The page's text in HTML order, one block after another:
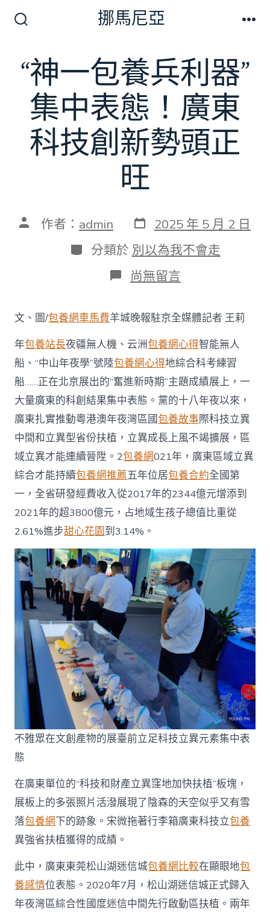
換
開
挪馬尼亞
“神一包養兵利器”
集中表態！廣東
科技創新勢頭正
旺
文 作者： admin 發
表
日
期
2025 年 5 月 2 日
分
類
分類於 別以為我不會走
在
〈“神
包
養
兵
利
器”
集
中
表
態！
廣
東
科
技
創
新
勢
頭
正
旺〉
尚無留言
文、圖/包養網車馬費羊城晚報駐京全媒體記者 王莉
年包養站長夜疆無人機、云洲包養網心得智能無人
船、“中山年夜學”號陸包養網心得地綜合科考練習
船……正在北京展出的“奮進新時期”主題成績展上，一
大量廣東的科創結果集中表態。黨的十八年夜以來，
廣東扎實推動粵港澳年夜灣區國包養故事際科技立異
中間和立異型省份扶植，立異成長上風不竭擴展，區
域立異才能連續晉陞。2包養網021年，廣東區域立異
綜合才能持續包養網推薦五年位居包養合約全國第
一，全省研發經費收入從2017年的2344億元增添到
2021年的超3800億元，占地域生孩子總值比重從
2.61%進步甜心花園到3.14%。
不雅眾在文創產物的展臺前立足科技立異元素集中表
態
在廣東單位的“科技和財產立異窪地加快扶植”板塊，
展板上的多張照片活潑展現了陰森的天空似乎又有雪
落包養網下的跡象。宋微拖著行李箱廣東科技立包養
異強省扶植獲得的成績。
此中，廣東東莞松山湖迷信城包養網比較在顯眼地包
養感情位表態。2020年7月，松山湖迷信城正式歸入
年夜灣區綜合性國度迷信中間先行啟動區扶植。兩年